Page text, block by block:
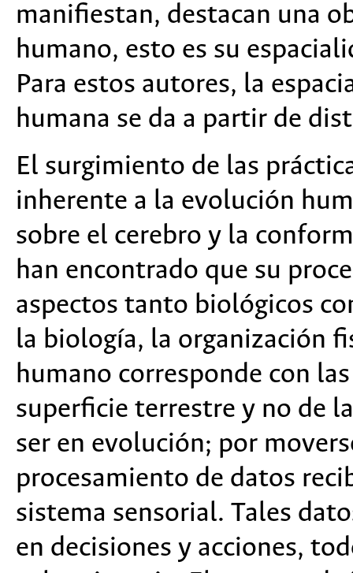
manifiestan, destacan una
humano, esto es su
Para estos autores, la
humana se da a partir de
El surgimiento de las
inherente a la evolución
sobre el cerebro y la
han encontrado que su
aspectos tanto biológicos
la biología, la organización
humano corresponde con
superficie terrestre y no de
ser en evolución; por
procesamiento de datos
sistema sensorial. Tales
en decisiones y acciones,